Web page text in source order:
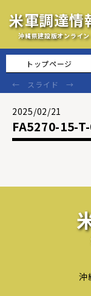
米軍調達情
沖縄県建設版オンライン
トップページ
2025/02/21
FA5270-15-
沖